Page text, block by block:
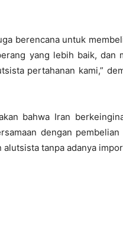
berencana untuk
yang lebih baik, dan
pertahanan kami,”
bahwa Iran
dengan
tanpa adanya